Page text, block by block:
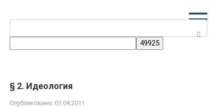
§ 2. Идеология
Опубликовано: 01.04.2011